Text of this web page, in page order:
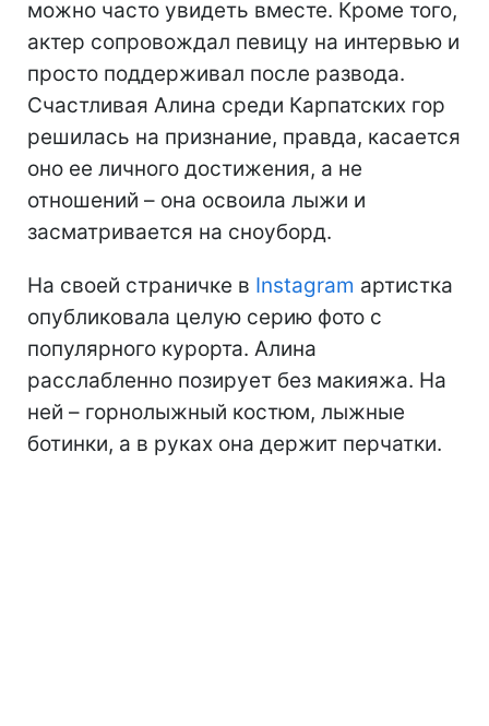
можно часто увидеть вместе. Кроме того,
актер сопровождал певицу на интервью и
просто поддерживал после развода.
Счастливая Алина среди Карпатских гор
решилась на признание, правда, касается
оно ее личного достижения, а не
отношений – она освоила лыжи и
засматривается на сноуборд.
На своей страничке в Instagram артистка
опубликовала целую серию фото с
популярного курорта. Алина
расслабленно позирует без макияжа. На
ней – горнолыжный костюм, лыжные
ботинки, а в руках она держит перчатки.